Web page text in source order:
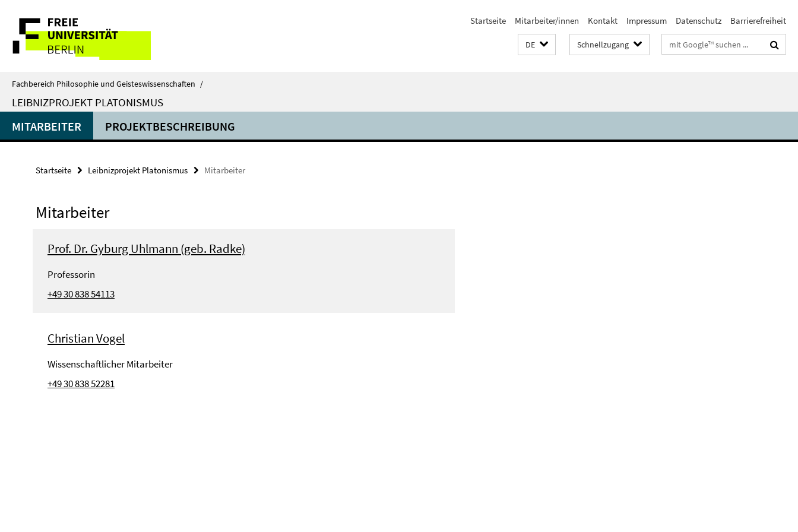
direkt
Inhalt
Service-
Navigation
Startseite Mitarbeiter/innen Kontakt Impressum Datenschutz Barrierefreiheit
DE Schnellzugang Suchbegriffe
Fachbereich Philosophie und Geisteswissenschaften /
LEIBNIZPROJEKT PLATONISMUS
MITARBEITER PROJEKTBESCHREIBUNG
Startseite Leibnizprojekt Platonismus Mitarbeiter
Mitarbeiter
Prof. Dr. Gyburg Uhlmann (geb. Radke)
Professorin
+49 30 838 54113
Christian Vogel
Wissenschaftlicher Mitarbeiter
+49 30 838 52281